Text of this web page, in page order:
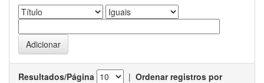
Resultados/Página | Ordenar registros por